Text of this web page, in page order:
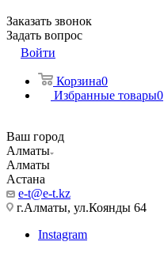
Заказать звонок
Задать вопрос
Войти
Корзина0
Избранные товары0
Ваш город
Алматы
Алматы
Астана
e-t@e-t.kz
г.Алматы, ул.Коянды 64
Instagram